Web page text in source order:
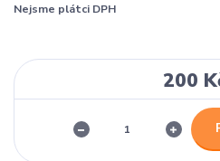
Nejsme plátci DPH
200